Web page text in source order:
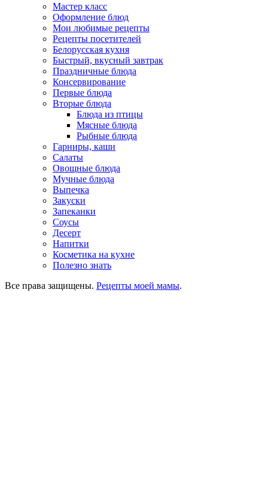
Мастер класс
Оформление блюд
Мои любимые рецепты
Рецепты посетителей
Белорусская кухня
Быстрый, вкусный завтрак
Праздничные блюда
Консервирование
Первые блюда
Вторые блюда
Блюда из птицы
Мясные блюда
Рыбные блюда
Гарниры, каши
Салаты
Овощные блюда
Мучные блюда
Выпечка
Закуски
Запеканки
Соусы
Десерт
Напитки
Косметика на кухне
Полезно знать
Все права защищены. Рецепты моей мамы.